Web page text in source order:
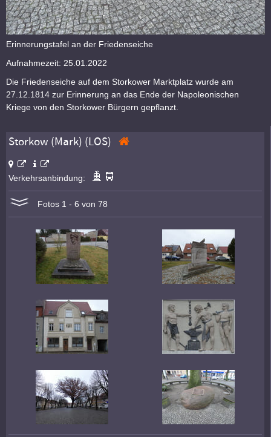
Erinnerungstafel an der Friedenseiche
Aufnahmezeit: 25.01.2022
Die Friedenseiche auf dem Storkower Marktplatz wurde am
27.12.1814 zur Erinnerung an das Ende der Napoleonischen
Kriege von den Storkower Bürgern gepflanzt.
Storkow (Mark) (LOS)
Verkehrsanbindung:
Fotos 1 - 6 von 78